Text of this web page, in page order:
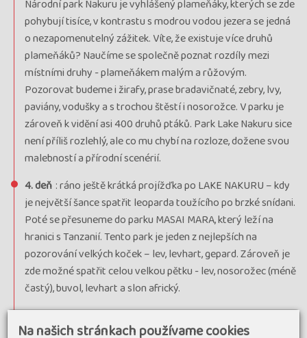
Národní park Nakuru je vyhlášený plameňáky, kterých se zde
pohybují tisíce, v kontrastu s modrou vodou jezera se jedná
o nezapomenutelný zážitek. Víte, že existuje více druhů
plameňáků? Naučíme se společně poznat rozdíly mezi
místními druhy - plameňákem malým a růžovým.
Pozorovat budeme i žirafy, prase bradavičnaté, zebry, lvy,
paviány, vodušky a s trochou štěstí i nosorožce. V parku je
zároveň k vidění asi 400 druhů ptáků. Park Lake Nakuru sice
není příliš rozlehlý, ale co mu chybí na rozloze, dožene svou
malebností a přírodní scenérií.
4. deň : ráno ještě krátká projížďka po LAKE NAKURU – kdy
je největší šance spatřit leoparda toužícího po brzké snídani.
Poté se přesuneme do parku MASAI MARA, který leží na
hranici s Tanzanií. Tento park je jeden z nejlepších na
pozorování velkých koček – lev, levhart, gepard. Zároveň je
zde možné spatřit celou velkou pětku - lev, nosorožec (méně
častý), buvol, levhart a slon africký.
5. deň : dnes nás čeká celodenní safari v NP MASAI MARA,
jednom z nejznámějších parků v Keni. V období naší
Na našich stránkach používame cookies